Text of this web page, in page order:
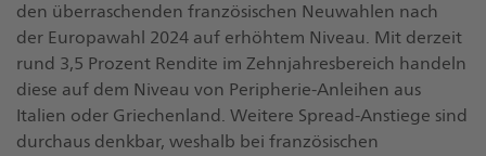
den überraschenden französischen Neuwahlen nach
der Europawahl 2024 auf erhöhtem Niveau. Mit derzeit
rund 3,5 Prozent Rendite im Zehnjahresbereich handeln
diese auf dem Niveau von Peripherie-Anleihen aus
Italien oder Griechenland. Weitere Spread-Anstiege sind
durchaus denkbar, weshalb bei französischen